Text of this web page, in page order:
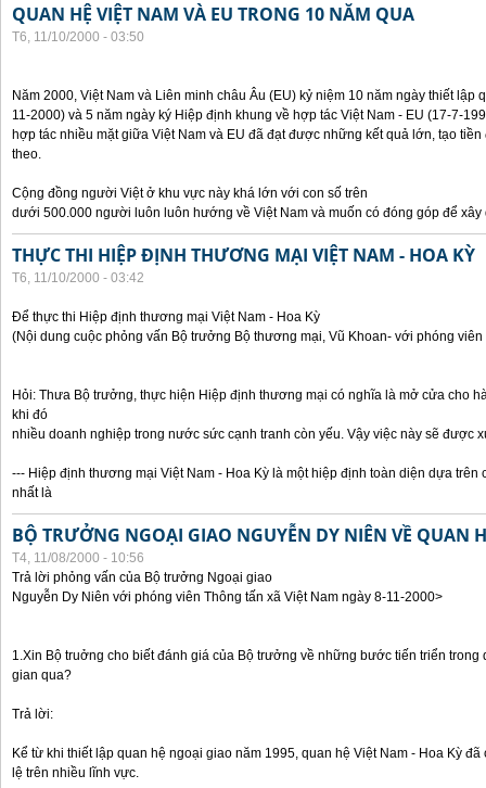
QUAN HỆ VIỆT NAM VÀ EU TRONG 10 NĂM QUA
T6, 11/10/2000 - 03:50
Năm 2000, Việt Nam và Liên minh châu Âu (EU) kỷ niệm 10 năm ngày thiết lập
11-2000) và 5 năm ngày ký Hiệp định khung về hợp tác Việt Nam - EU (17-7-
hợp tác nhiều mặt giữa Việt Nam và EU đã đạt được những kết quả lớn, tạo
theo.
Cộng đồng người Việt ở khu vực này khá lớn với con số trên
dưới 500.000 người luôn luôn hướng về Việt Nam và muốn có đóng góp để
THỰC THI HIỆP ĐỊNH THƯƠNG MẠI VIỆT NAM - HOA KỲ
T6, 11/10/2000 - 03:42
Để thực thi Hiệp định thương mại Việt Nam - Hoa Kỳ
(Nội dung cuộc phỏng vấn Bộ trưởng Bộ thương mại, Vũ Khoan- với phóng
Hỏi: Thưa Bộ trưởng, thực hiện Hiệp định thương mại có nghĩa là mở cửa cho
khi đó
nhiều doanh nghiệp trong nước sức cạnh tranh còn yếu. Vậy việc này sẽ được
--- Hiệp định thương mại Việt Nam - Hoa Kỳ là một hiệp định toàn diện dựa trên
nhất là
BỘ TRƯỞNG NGOẠI GIAO NGUYỄN DY NIÊN VỀ QUAN
T4, 11/08/2000 - 10:56
Trả lời phỏng vấn của Bộ trưởng Ngoại giao
Nguyễn Dy Niên với phóng viên Thông tấn xã Việt Nam ngày 8-11-2000>
1.Xin Bộ truởng cho biết đánh giá của Bộ trưởng về những bước tiến triển trong
gian qua?
Trả lời:
Kể từ khi thiết lập quan hệ ngoại giao năm 1995, quan hệ Việt Nam - Hoa Kỳ
lệ trên nhiều lĩnh vực.